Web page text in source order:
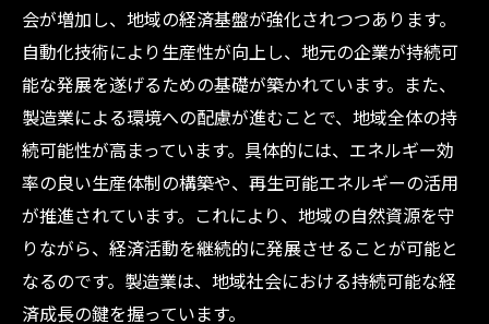
会が増加し、地域の経済基盤が強化されつつあります。
自動化技術により生産性が向上し、地元の企業が持続可
能な発展を遂げるための基礎が築かれています。また、
製造業による環境への配慮が進むことで、地域全体の持
続可能性が高まっています。具体的には、エネルギー効
率の良い生産体制の構築や、再生可能エネルギーの活用
が推進されています。これにより、地域の自然資源を守
りながら、経済活動を継続的に発展させることが可能と
なるのです。製造業は、地域社会における持続可能な経
済成長の鍵を握っています。